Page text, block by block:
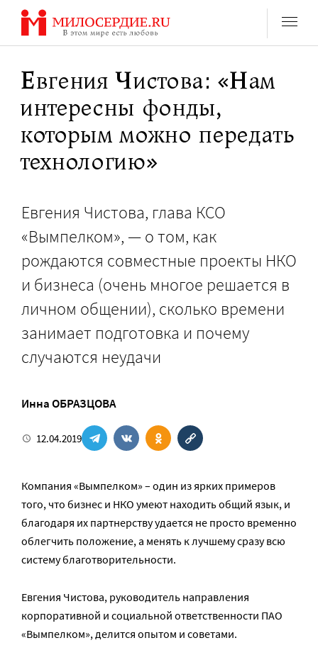
Перейти
содержанию
Евгения Чистова: «Нам
интересны фонды,
которым можно передать
технологию»
Евгения Чистова, глава КСО
«Вымпелком», — о том, как
рождаются совместные проекты НКО
и бизнеса (очень многое решается в
личном общении), сколько времени
занимает подготовка и почему
случаются неудачи
Инна ОБРАЗЦОВА
12.04.2019
Компания «Вымпелком» – один из ярких примеров
того, что бизнес и НКО умеют находить общий язык, и
благодаря их партнерству удается не просто временно
облегчить положение, а менять к лучшему сразу всю
систему благотворительности.
Евгения Чистова, руководитель направления
корпоративной и социальной ответственности ПАО
«Вымпелком», делится опытом и советами.